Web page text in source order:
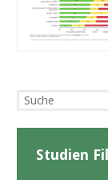
Studien